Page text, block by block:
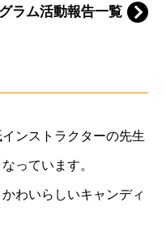
ラム活動報告一覧
ンストラクターの先生
っています。
わいらしいキャンディ